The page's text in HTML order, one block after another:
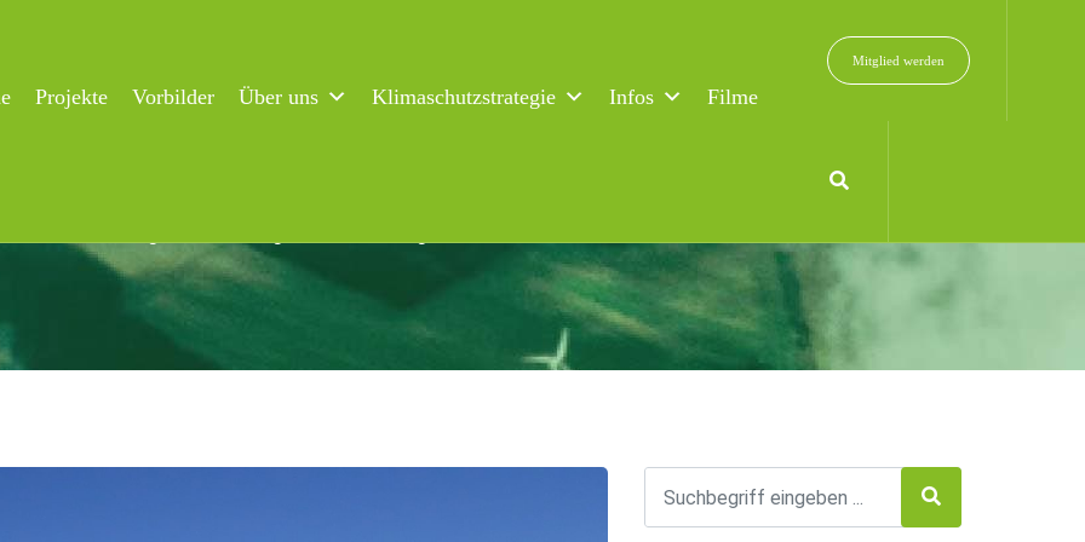
Projekte Vorbilder Über uns Klimaschutzstrategie Infos
Filme
Mitglied werden